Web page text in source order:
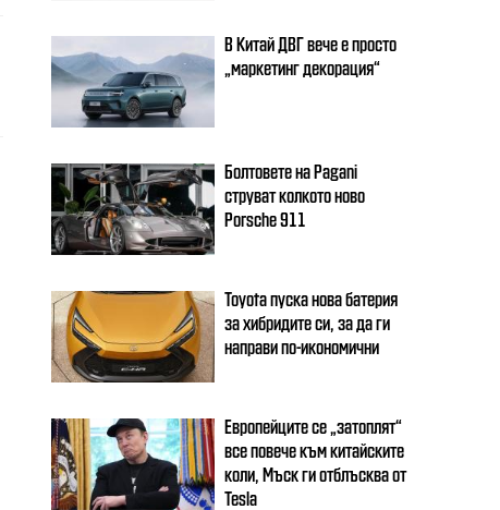
В Китай ДВГ вече е просто
„маркетинг декорация“
Болтовете на Pagani
струват колкото ново
Porsche 911
Toyota пуска нова батерия
за хибридите си, за да ги
направи по-икономични
Европейците се „затоплят“
все повече към китайските
коли, Мъск ги отблъсква от
Tesla